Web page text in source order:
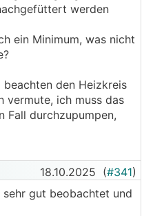
werden
ein Minimum, was nicht
den Heizkreis
vermute, ich muss das
Fall durchzupumpen,
18.10.2025 (#341)
gut beobachtet und